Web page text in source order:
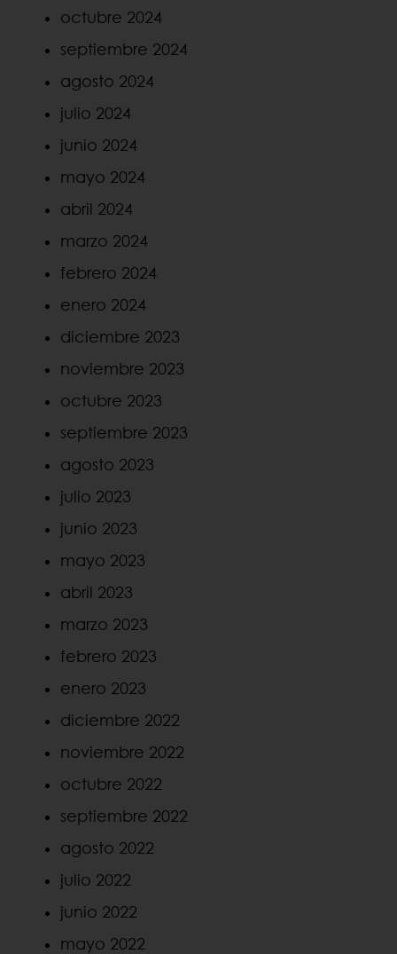
octubre 2024
septiembre 2024
agosto 2024
julio 2024
junio 2024
mayo 2024
abril 2024
marzo 2024
febrero 2024
enero 2024
diciembre 2023
noviembre 2023
octubre 2023
septiembre 2023
agosto 2023
julio 2023
junio 2023
mayo 2023
abril 2023
marzo 2023
febrero 2023
enero 2023
diciembre 2022
noviembre 2022
octubre 2022
septiembre 2022
agosto 2022
julio 2022
junio 2022
mayo 2022